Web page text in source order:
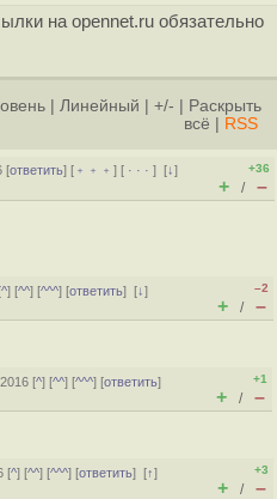
на opennet.ru обязательно
Линейный +/-
Раскрыть
всё
RSS
[ответить] [ ﹢﹢﹢] [ · · ·][↓]
+36
+ / –
^] [^^] [^^^] [ответить][↓]
–2
+ / –
[^] [^^] [^^^] [ответить]
+1
+ / –
[^] [^^] [^^^] [ответить][↑]
+3
+ / –